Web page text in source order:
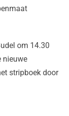
om 14.30
nieuwe
stripboek door